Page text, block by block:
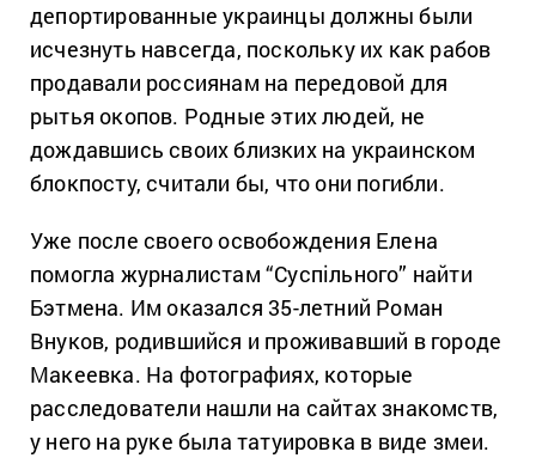
депортированные украинцы должны были
исчезнуть навсегда, поскольку их как рабов
продавали россиянам на передовой для
рытья окопов. Родные этих людей, не
дождавшись своих близких на украинском
блокпосту, считали бы, что они погибли.
Уже после своего освобождения Елена
помогла журналистам “Суспільного” найти
Бэтмена. Им оказался 35-летний Роман
Внуков, родившийся и проживавший в городе
Макеевка. На фотографиях, которые
расследователи нашли на сайтах знакомств,
у него на руке была татуировка в виде змеи.